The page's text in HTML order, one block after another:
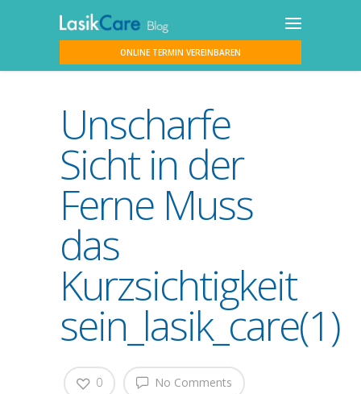
ONLINE TERMIN VEREINBAREN
Unscharfe
Sicht in der
Ferne Muss
das
Kurzsichtigkeit
sein_lasik_care(1)
No Comments
0